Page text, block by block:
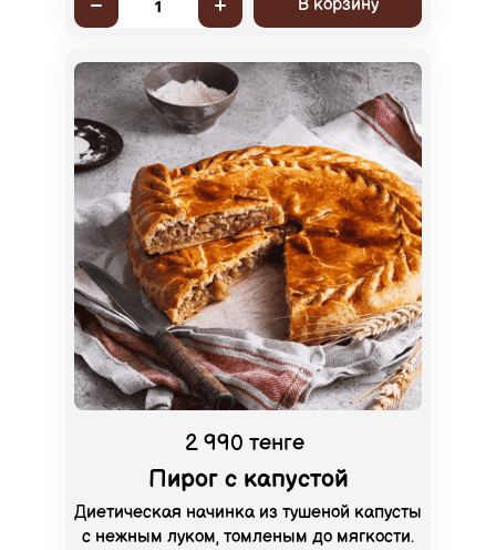
1 В корзину
2 990 тенге
Пирог с капустой
Диетическая начинка из тушеной капусты
с нежным луком, томленым до мягкости.